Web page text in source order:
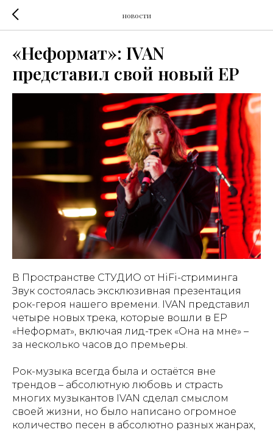
новости
«Неформат»: IVAN
представил свой новый EP
В Пространстве СТУДИО от HiFi-стриминга
Звук состоялась эксклюзивная презентация
рок-героя нашего времени. IVAN представил
четыре новых трека, которые вошли в EP
«Неформат», включая лид-трек «Она на мне» –
за несколько часов до премьеры.
Рок-музыка всегда была и остаётся вне
трендов – абсолютную любовь и страсть
многих музыкантов IVAN сделал смыслом
своей жизни, но было написано огромное
количество песен в абсолютно разных жанрах,